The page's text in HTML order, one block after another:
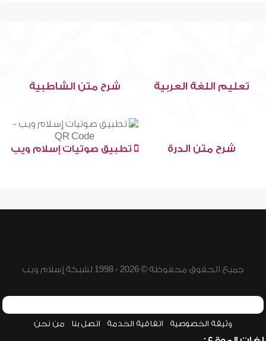
تعليم اللغة العربية شرح متن الشاطبية
شرح متن الدرة تطبيق صوتيات إسلام ويب
جميع الحقوق محفوظة © 2026 - 1998 لشبكة إسلام ويب
وثيقة الخصوصية اتفاقية الخدمة اتصل بنا من نحن